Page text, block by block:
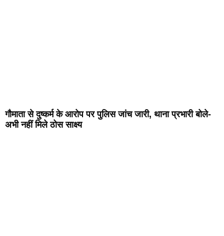
गौमाता से दुष्कर्म के आरोप पर पुलिस जांच जारी, थाना प्रभारी बोले-
अभी नहीं मिले ठोस साक्ष्य